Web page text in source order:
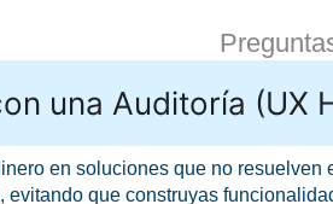
una Auditoría (UX
en soluciones que no
evitando que construyas